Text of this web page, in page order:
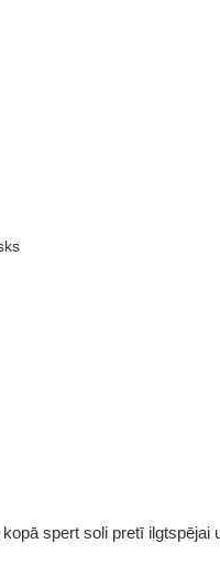
spert soli pretī ilgtspējai